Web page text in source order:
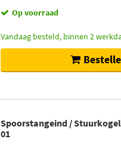
Op voorraad
Vandaag besteld, binnen 2
Spoorstangeind /
01